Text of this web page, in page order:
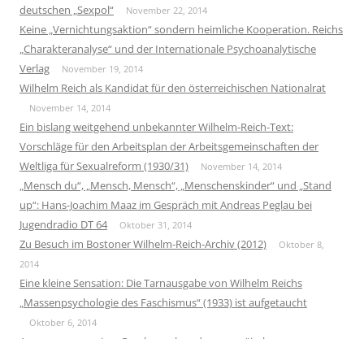
deutschen „Sexpol“
November 22, 2014
Keine „Vernichtungsaktion“ sondern heimliche Kooperation. Reichs
„Charakteranalyse“ und der Internationale Psychoanalytische
Verlag
November 19, 2014
Wilhelm Reich als Kandidat für den österreichischen Nationalrat
November 14, 2014
Ein bislang weitgehend unbekannter Wilhelm-Reich-Text:
Vorschläge für den Arbeitsplan der Arbeitsgemeinschaften der
Weltliga für Sexualreform (1930/31)
November 14, 2014
„Mensch du“, „Mensch, Mensch“, „Menschenskinder“ und „Stand
up“: Hans-Joachim Maaz im Gespräch mit Andreas Peglau bei
Jugendradio DT 64
Oktober 31, 2014
Zu Besuch im Bostoner Wilhelm-Reich-Archiv (2012)
Oktober 8,
2014
Eine kleine Sensation: Die Tarnausgabe von Wilhelm Reichs
„Massenpsychologie des Faschismus“ (1933) ist aufgetaucht
Oktober 6, 2014